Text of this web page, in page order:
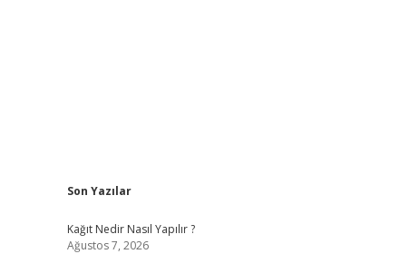
Sidebar
Son Yazılar
Kağıt Nedir Nasıl Yapılır ?
Ağustos 7, 2026